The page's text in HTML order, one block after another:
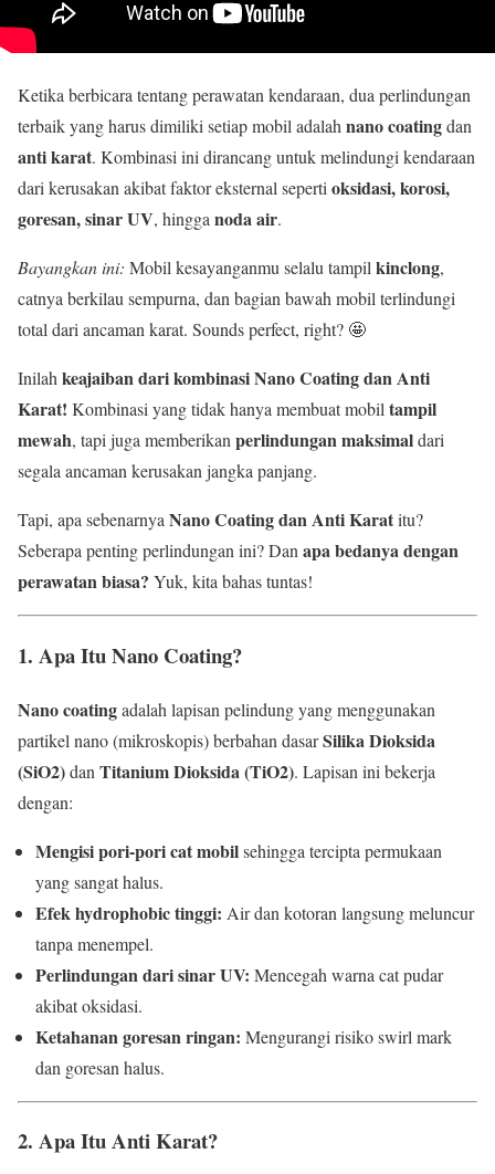
Ketika berbicara tentang perawatan kendaraan, dua perlindungan
terbaik yang harus dimiliki setiap mobil adalahnano coatingdan
anti karat. Kombinasi ini dirancang untuk melindungi kendaraan
dari kerusakan akibat faktor eksternal sepertioksidasi, korosi,
goresan, sinar UV, hingganoda air.
Bayangkan ini: Mobil kesayanganmu selalu tampilkinclong,
catnya berkilau sempurna, dan bagian bawah mobil terlindungi
total dari ancaman karat. Sounds perfect, right? 🤩
Inilahkeajaiban dari kombinasi Nano Coating dan Anti
Karat! Kombinasi yang tidak hanya membuat mobiltampil
mewah, tapi juga memberikanperlindungan maksimaldari
segala ancaman kerusakan jangka panjang.
Tapi, apa sebenarnyaNano Coating dan Anti Karatitu?
Seberapa penting perlindungan ini? Danapa bedanya dengan
perawatan biasa? Yuk, kita bahas tuntas!
1. Apa Itu Nano Coating?
Nano coatingadalah lapisan pelindung yang menggunakan
partikel nano (mikroskopis) berbahan dasarSilika Dioksida
(SiO2)dan Titanium Dioksida (TiO2). Lapisan ini bekerja
dengan:
Mengisi pori-pori cat mobilsehingga tercipta permukaan
yang sangat halus.
Efek hydrophobic tinggi: Air dan kotoran langsung meluncur
tanpa menempel.
Perlindungan dari sinar UV: Mencegah warna cat pudar
akibat oksidasi.
Ketahanan goresan ringan: Mengurangi risiko swirl mark
dan goresan halus.
2. Apa Itu Anti Karat?